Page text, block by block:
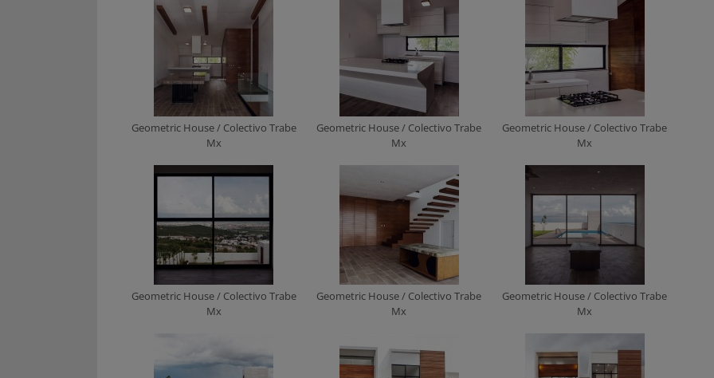
Geometric House / Colectivo Trabe
Mx
Geometric House / Colectivo Trabe
Mx
Geometric House / Colectivo Trabe
Mx
Geometric House / Colectivo Trabe
Mx
Geometric House / Colectivo Trabe
Mx
Geometric House / Colectivo Trabe
Mx